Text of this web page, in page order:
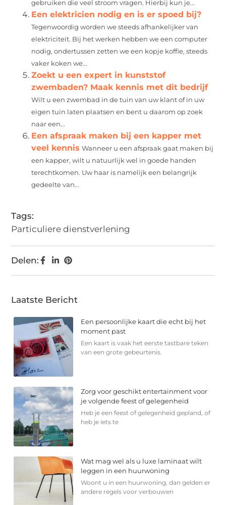
gebruiken die veel stroom vragen. Hierbij kun je...
Een elektricien nodig en is er spoed bij?
Tegenwoordig worden we steeds afhankelijker van
elektriciteit. Bij het werken hebben we een computer
nodig, ondertussen zetten we een kopje koffie, steeds
vaker koken we...
Zoekt u een expert in kunststof
zwembaden? Maak kennis met dit bedrijf
Wilt u een zwembad in de tuin van uw klant of in uw
eigen tuin laten plaatsen en bent u daarom op zoek
naar een...
Een afspraak maken bij een kapper met
veel kennis Wanneer u een afspraak gaat maken bij
een kapper, wilt u natuurlijk wel in goede handen
terechtkomen. Uw haar is namelijk een belangrijk
gedeelte van...
Tags:
Particuliere dienstverlening
Delen:
Laatste Bericht
Een persoonlijke kaart die echt bij het
moment past
Een kaart is vaak het eerste tastbare teken
van een grote gebeurtenis.
Zorg voor geschikt entertainment voor
je volgende feest of gelegenheid
Heb je een feest of gelegenheid gepland, of
heb je iets te
Wat mag wel als u luxe laminaat wilt
leggen in een huurwoning
Woont u in een huurwoning, dan gelden er
andere regels voor verbouwen